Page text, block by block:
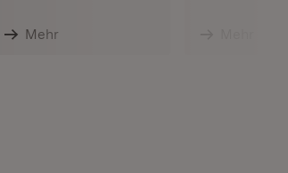
Mehr